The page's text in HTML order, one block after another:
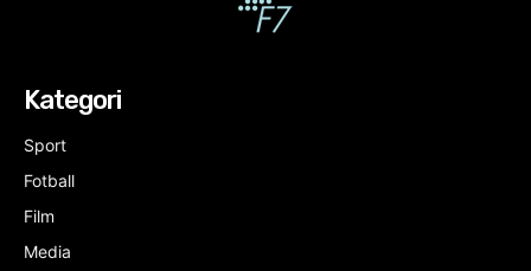
Kategori
Sport
Fotball
Film
Media